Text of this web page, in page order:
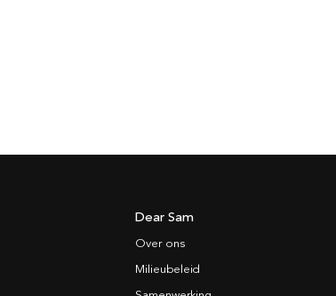
Dear Sam
Over ons
Milieubeleid